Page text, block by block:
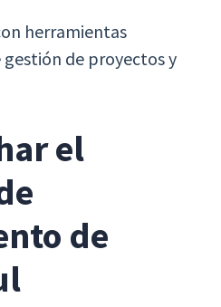
herramientas
de proyectos y
el
de